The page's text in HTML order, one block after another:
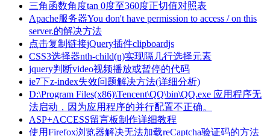
三角函数角度tan 0度至360度正切值对照表
Apache服务器You don't have permission to access / on this
server.的解决方法
点击复制链接jQuery插件clipboardjs
CSS3选择器nth-child(n)实现隔几行选择元素
jquery判断video视频播放或暂停的代码
ie7下z-index失效问题解决方法(详细分析)
D:\Program Files(x86)\Tencent\QQ\bin\QQ.exe 应用程序无
法启动，因为应用程序的并行配置不正确。
ASP+ACCESS留言板制作详细教程
使用Firefox浏览器解决无法加载reCaptcha验证码的方法